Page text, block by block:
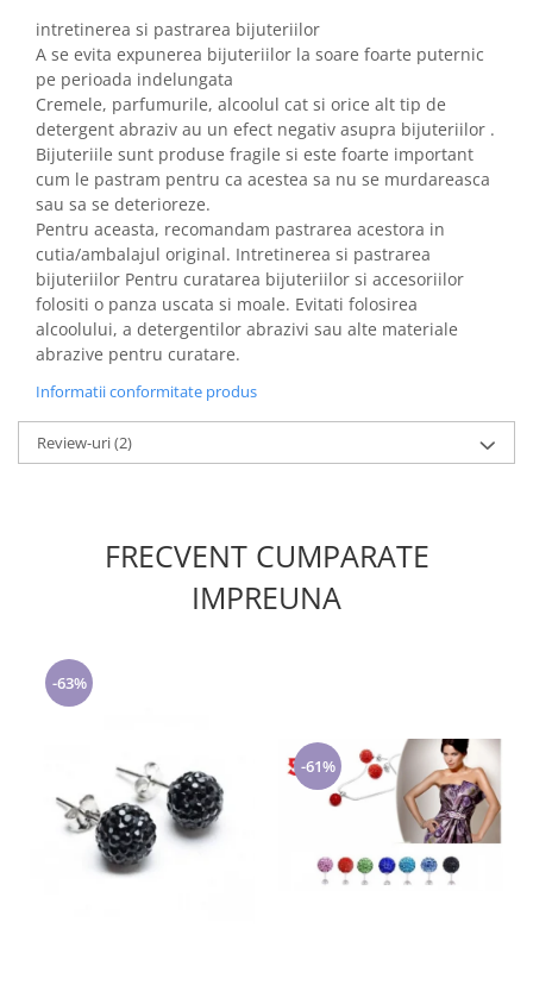
intretinerea si pastrarea bijuteriilor
A se evita expunerea bijuteriilor la soare foarte puternic
pe perioada indelungata
Cremele, parfumurile, alcoolul cat si orice alt tip de
detergent abraziv au un efect negativ asupra bijuteriilor .
Bijuteriile sunt produse fragile si este foarte important
cum le pastram pentru ca acestea sa nu se murdareasca
sau sa se deterioreze.
Pentru aceasta, recomandam pastrarea acestora in
cutia/ambalajul original. Intretinerea si pastrarea
bijuteriilor Pentru curatarea bijuteriilor si accesoriilor
folositi o panza uscata si moale. Evitati folosirea
alcoolului, a detergentilor abrazivi sau alte materiale
abrazive pentru curatare.
Informatii conformitate produs
Review-uri(2)
FRECVENT CUMPARATE
IMPREUNA
-63%
-61%